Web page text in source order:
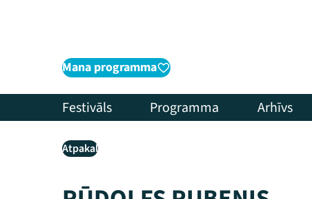
Mana programma
Festivāls Programma Arhīvs
Atpakaļ